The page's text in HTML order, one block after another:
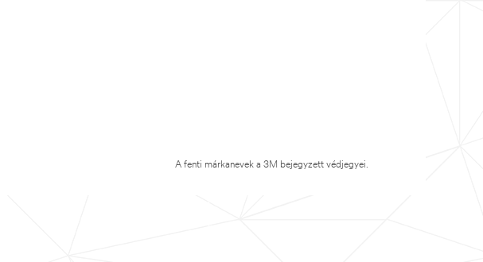
A fenti márkanevek a 3M bejegyzett védjegyei.